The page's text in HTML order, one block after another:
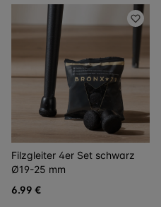
Filzgleiter 4er Set schwarz
Ø19-25 mm
6.99 €